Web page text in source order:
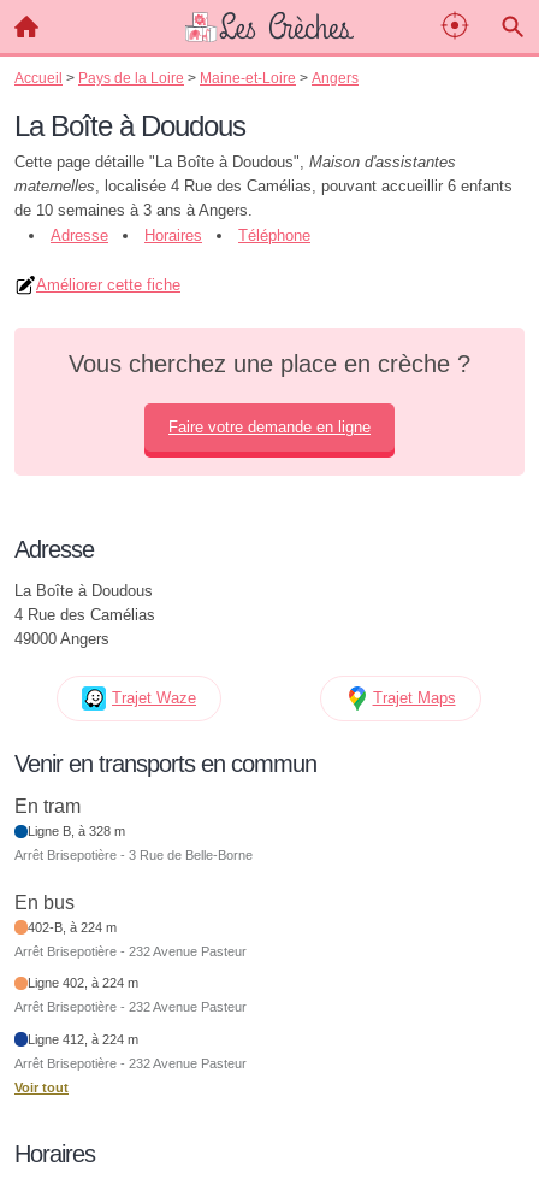
Accueil > Pays de la Loire > Maine-et-Loire > Angers
La Boîte à Doudous
Cette page détaille "La Boîte à Doudous", Maison d'assistantes
maternelles, localisée 4 Rue des Camélias, pouvant accueillir 6 enfants
de 10 semaines à 3 ans à Angers.
Adresse
Horaires Téléphone
Améliorer cette fiche
Vous cherchez une place en crèche ?
Faire votre demande en ligne
Adresse
La Boîte à Doudous
4 Rue des Camélias
49000 Angers
Trajet Waze Trajet Maps
Venir en transports en commun
En tram
Ligne B, à 328 m
Arrêt Brisepotière - 3 Rue de Belle-Borne
En bus
402-B, à 224 m
Arrêt Brisepotière - 232 Avenue Pasteur
Ligne 402, à 224 m
Arrêt Brisepotière - 232 Avenue Pasteur
Ligne 412, à 224 m
Arrêt Brisepotière - 232 Avenue Pasteur
Voir tout
Horaires